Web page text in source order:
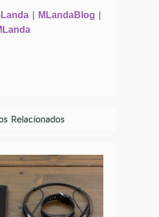
MLandaBlog
Relacionados